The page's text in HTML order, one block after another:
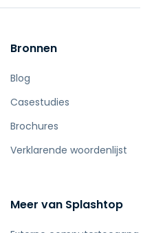
Bronnen
Blog
Casestudies
Brochures
Verklarende woordenlijst
Meer van Splashtop